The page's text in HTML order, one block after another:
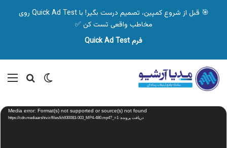
🎯 قبل از شروع کمپین، تصمیم درست بگیر! با Quick Ad Test روی
مخاطب واقعی تست کن ✅
فرم Quick Ad Test
تغییر پوسته
نمایشگر
ویدیو Media error: Format(s) not supported or source(s) not found
دریافت پرونده: https://cdn.mediaarshiv.ir/files/kh930083-003_MP4-480.mp4?_=1